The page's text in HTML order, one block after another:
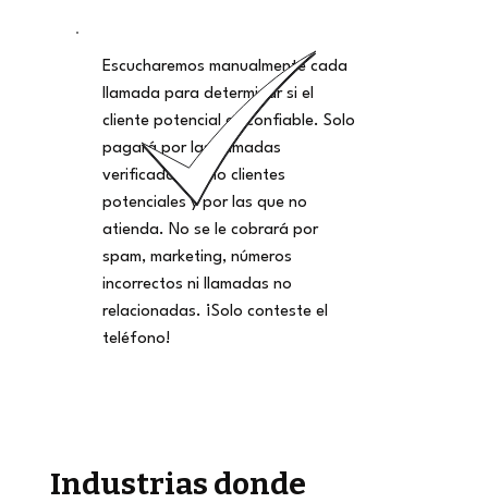
Escucharemos manualmente cada
llamada para determinar si el
cliente potencial es confiable. Solo
pagará por las llamadas
verificadas como clientes
potenciales y por las que no
atienda. No se le cobrará por
spam, marketing, números
incorrectos ni llamadas no
relacionadas. ¡Solo conteste el
teléfono!
Industrias donde